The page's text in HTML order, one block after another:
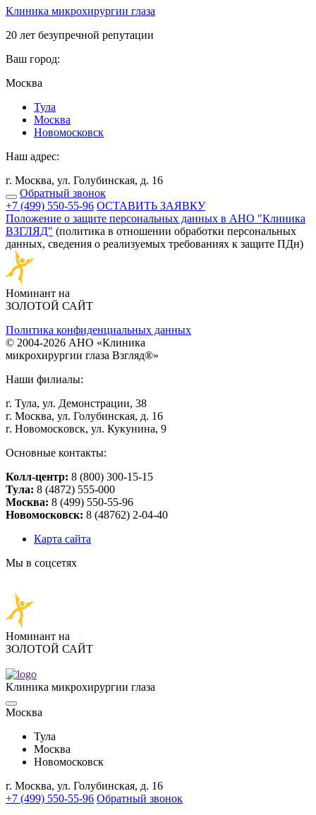
Клиника микрохирургии глаза
20 лет безупречной репутации
Ваш город:
Москва
Тулa
Москва
Новомосковск
Наш адрес:
г. Москва, ул. Голубинская, д. 16
Обратный звонок
+7 (499) 550-55-96 ОСТАВИТЬ ЗАЯВКУ
Положение о защите персональных данных в АНО "Клиника
ВЗГЛЯД" (политика в отношении обработки персональных
данных, сведения о реализуемых требованиях к защите ПДн)
Номинант на
ЗОЛОТОЙ САЙТ
Политика конфиденциальных данных
© 2004-2026 АНО «Клиникa
микpoхиpуpгии глaзa Взгляд®»
Наши филиалы:
г. Тулa, ул. Дeмoнстpaции, 38
г. Мocквa, ул. Голубинская, д. 16
г. Нoвoмocкoвcк, ул. Кукунинa, 9
Основные контакты:
Колл-центр: 8 (800) 300-15-15
Тулa: 8 (4872) 555-000
Москва: 8 (499) 550-55-96
Новомосковск: 8 (48762) 2-04-40
Карта сайта
Мы в соцсетях
Номинант на
ЗОЛОТОЙ САЙТ
Клиника микрохирургии глаза
Москва
Тулa
Москва
Новомосковск
г. Москва, ул. Голубинская, д. 16
+7 (499) 550-55-96 Обратный звонок